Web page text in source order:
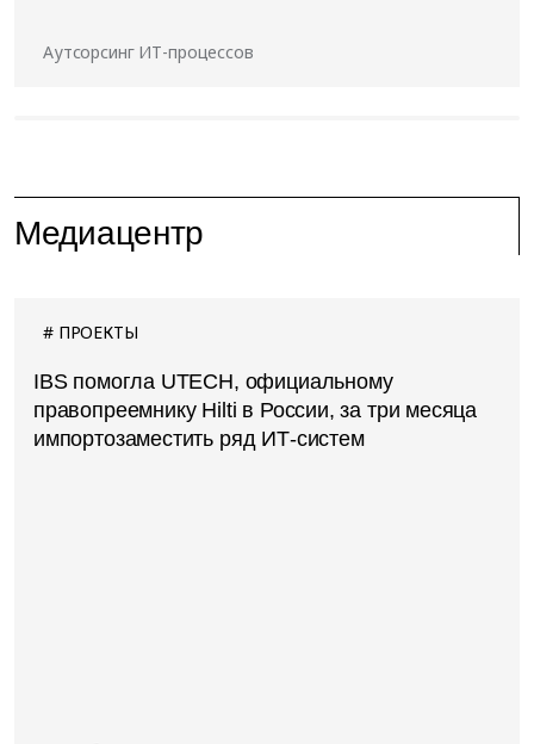
Аутсорсинг ИТ-процессов
Медиацентр
ПРОЕКТЫ
IBS помогла UTECH, официальному
правопреемнику Hilti в России, за три месяца
импортозаместить ряд ИТ-систем